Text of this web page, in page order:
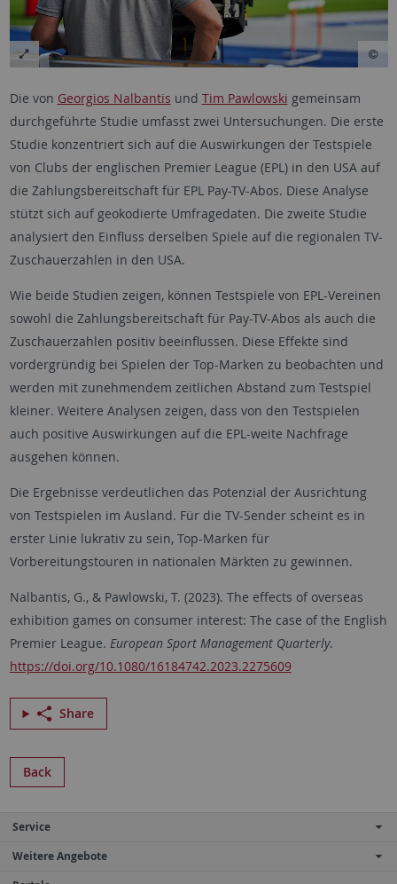
Die von Georgios Nalbantis und Tim Pawlowski gemeinsam
durchgeführte Studie umfasst zwei Untersuchungen. Die erste
Studie konzentriert sich auf die Auswirkungen der Testspiele
von Clubs der englischen Premier League (EPL) in den USA auf
die Zahlungsbereitschaft für EPL Pay-TV-Abos. Diese Analyse
stützt sich auf geokodierte Umfragedaten. Die zweite Studie
analysiert den Einfluss derselben Spiele auf die regionalen TV-
Zuschauerzahlen in den USA.
Wie beide Studien zeigen, können Testspiele von EPL-Vereinen
sowohl die Zahlungsbereitschaft für Pay-TV-Abos als auch die
Zuschauerzahlen positiv beeinflussen. Diese Effekte sind
vordergründig bei Spielen der Top-Marken zu beobachten und
werden mit zunehmendem zeitlichen Abstand zum Testspiel
kleiner. Weitere Analysen zeigen, dass von den Testspielen
auch positive Auswirkungen auf die EPL-weite Nachfrage
ausgehen können.
Die Ergebnisse verdeutlichen das Potenzial der Ausrichtung
von Testspielen im Ausland. Für die TV-Sender scheint es in
erster Linie lukrativ zu sein, Top-Marken für
Vorbereitungstouren in nationalen Märkten zu gewinnen.
Nalbantis, G., & Pawlowski, T. (2023). The effects of overseas
exhibition games on consumer interest: The case of the English
Premier League. European Sport Management Quarterly.
https://doi.org/10.1080/16184742.2023.2275609
Share
Back
Service
Weitere Angebote